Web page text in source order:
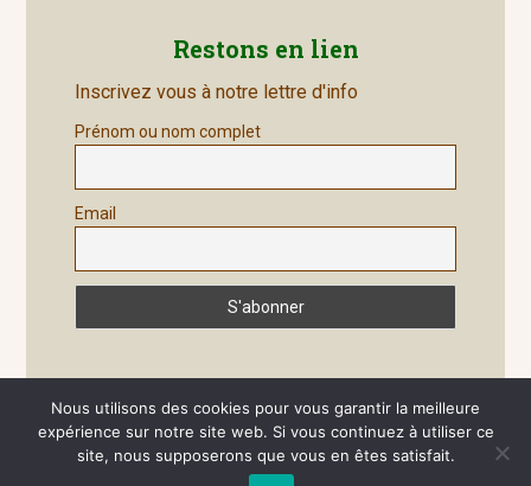
Restons en lien
Inscrivez vous à notre lettre d'info
Prénom ou nom complet
Email
Site généré par Wordpress
Nous utilisons des cookies pour vous garantir la meilleure
expérience sur notre site web. Si vous continuez à utiliser ce
site, nous supposerons que vous en êtes satisfait.